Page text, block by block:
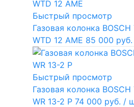
Быстрый просмотр
Газовая колонка
WTD 12 AME 85 000 руб.
Быстрый просмотр
Газовая колонка
WR 13-2 P 74 000 руб. /